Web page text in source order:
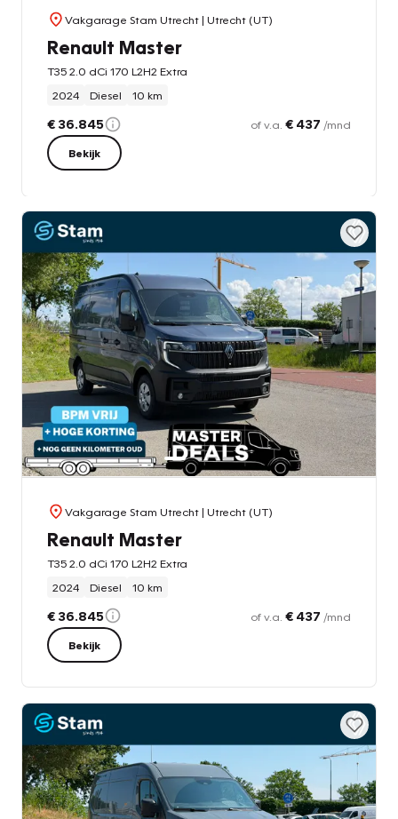
Vakgarage Stam Utrecht| Utrecht (UT)
Renault Master
T35 2.0 dCi 170 L2H2 Extra
2024
Diesel 10 km
€ 36.845 of v.a. € 437 /mnd
Bekijk
Vakgarage Stam Utrecht| Utrecht (UT)
Renault Master
T35 2.0 dCi 170 L2H2 Extra
2024
Diesel 10 km
€ 36.845 of v.a. € 437 /mnd
Bekijk